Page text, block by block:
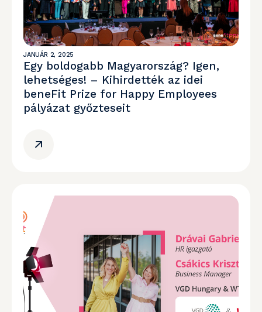
JANUÁR 2, 2025
Egy boldogabb Magyarország? Igen,
lehetséges! – Kihirdették az idei
beneFit Prize for Happy Employees
pályázat győzteseit